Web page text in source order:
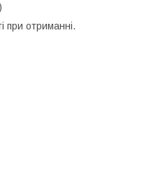
при отриманні.